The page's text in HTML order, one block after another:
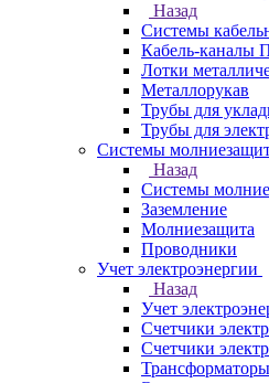
Назад
Системы
Кабель-каналы
Лотки
Металлорукав
Трубы для
Трубы для
Системы
Назад
Системы
Заземление
Молниезащита
Проводники
Учет электроэнергии
Назад
Учет
Счетчики
Счетчики